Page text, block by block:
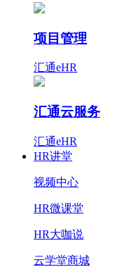
项目管理
汇通eHR
汇通云服务
汇通eHR
HR讲堂
视频中心
HR微课堂
HR大咖说
云学堂商城